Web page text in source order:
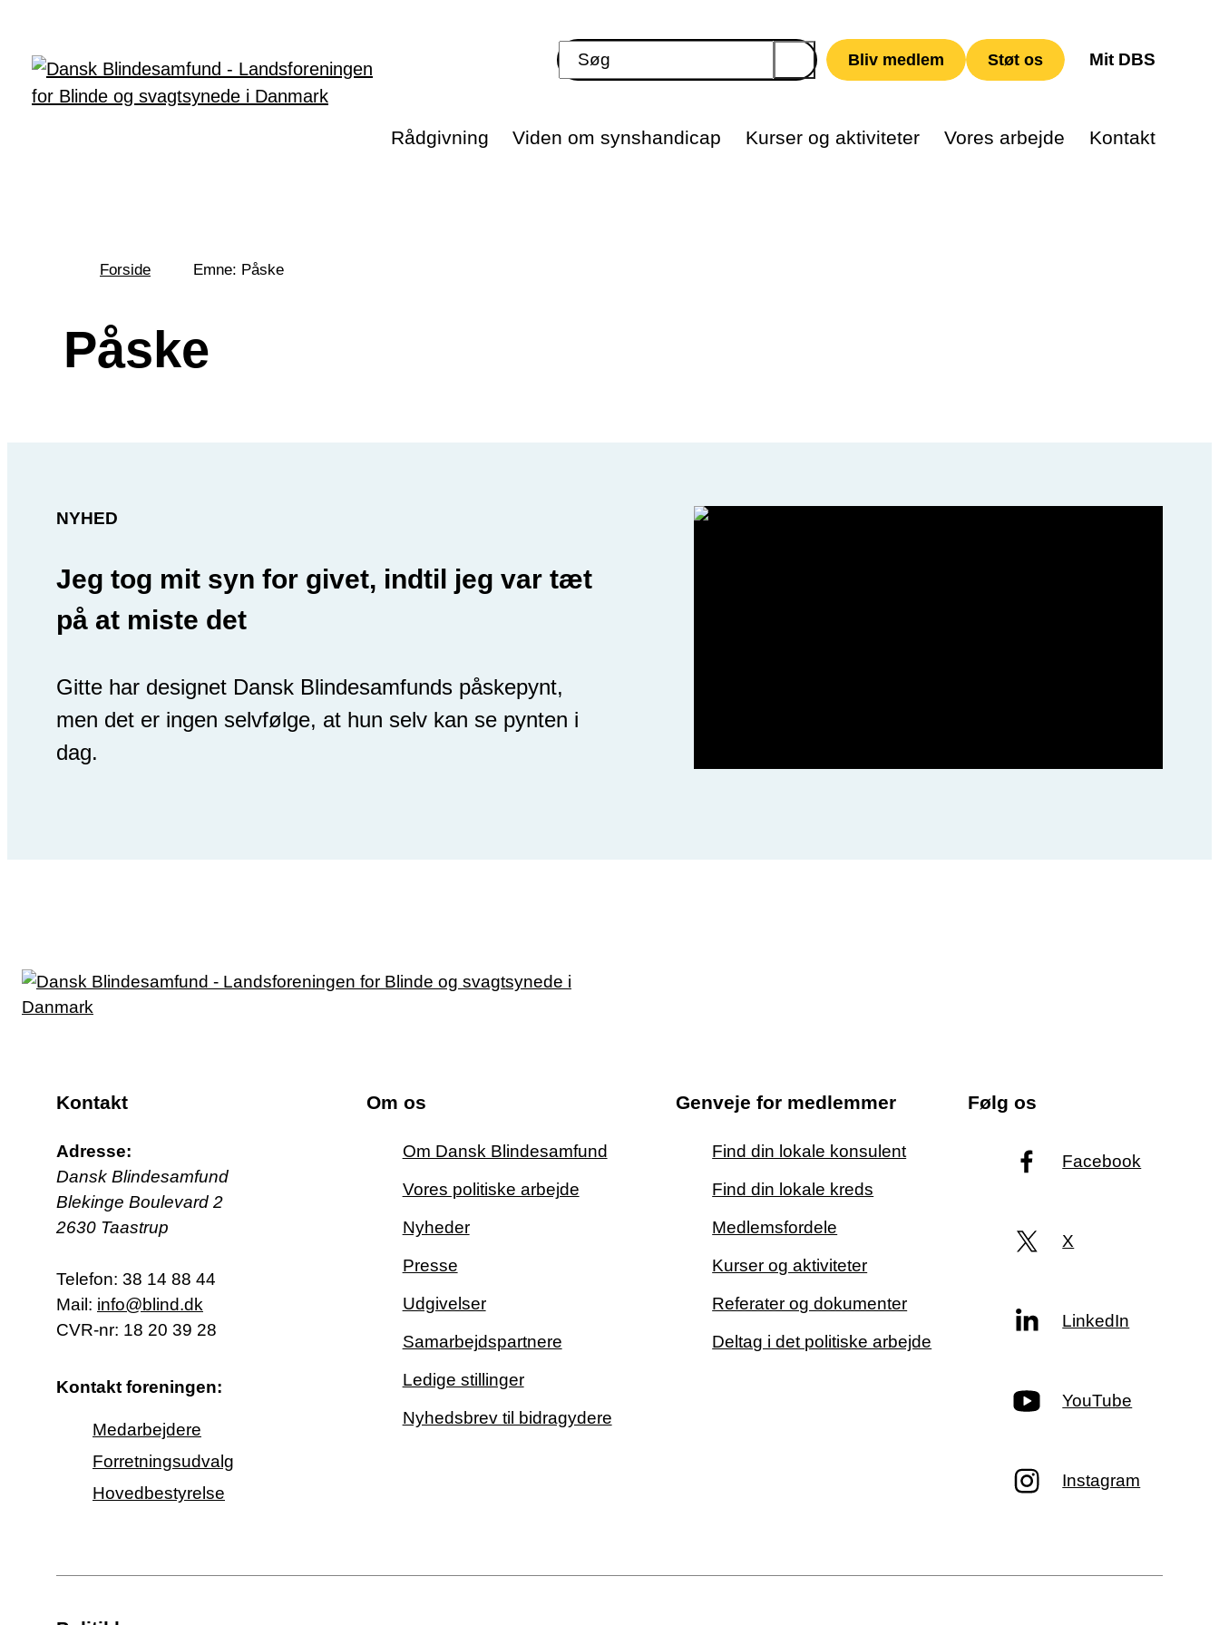
Bliv medlem Støt os Mit DBS
Rådgivning Viden om synshandicap Kurser og aktiviteter Vores arbejde Kontakt
her:
Forside Emne: Påske
Påske
NYHED
Jeg tog mit syn for givet, indtil jeg var tæt
på at miste det
Gitte har designet Dansk Blindesamfunds påskepynt,
men det er ingen selvfølge, at hun selv kan se pynten i
dag.
Kontakt
Adresse:
Dansk Blindesamfund
Blekinge Boulevard 2
2630 Taastrup
Telefon: 38 14 88 44
Mail: info@blind.dk
CVR-nr: 18 20 39 28
Kontakt foreningen:
Medarbejdere
Forretningsudvalg
Hovedbestyrelse
Om os
Om Dansk Blindesamfund
Vores politiske arbejde
Nyheder
Presse
Udgivelser
Samarbejdspartnere
Ledige stillinger
Nyhedsbrev til bidragydere
Genveje for medlemmer
Find din lokale konsulent
Find din lokale kreds
Medlemsfordele
Kurser og aktiviteter
Referater og dokumenter
Deltag i det politiske arbejde
Følg os
Facebook
X
LinkedIn
YouTube
Instagram